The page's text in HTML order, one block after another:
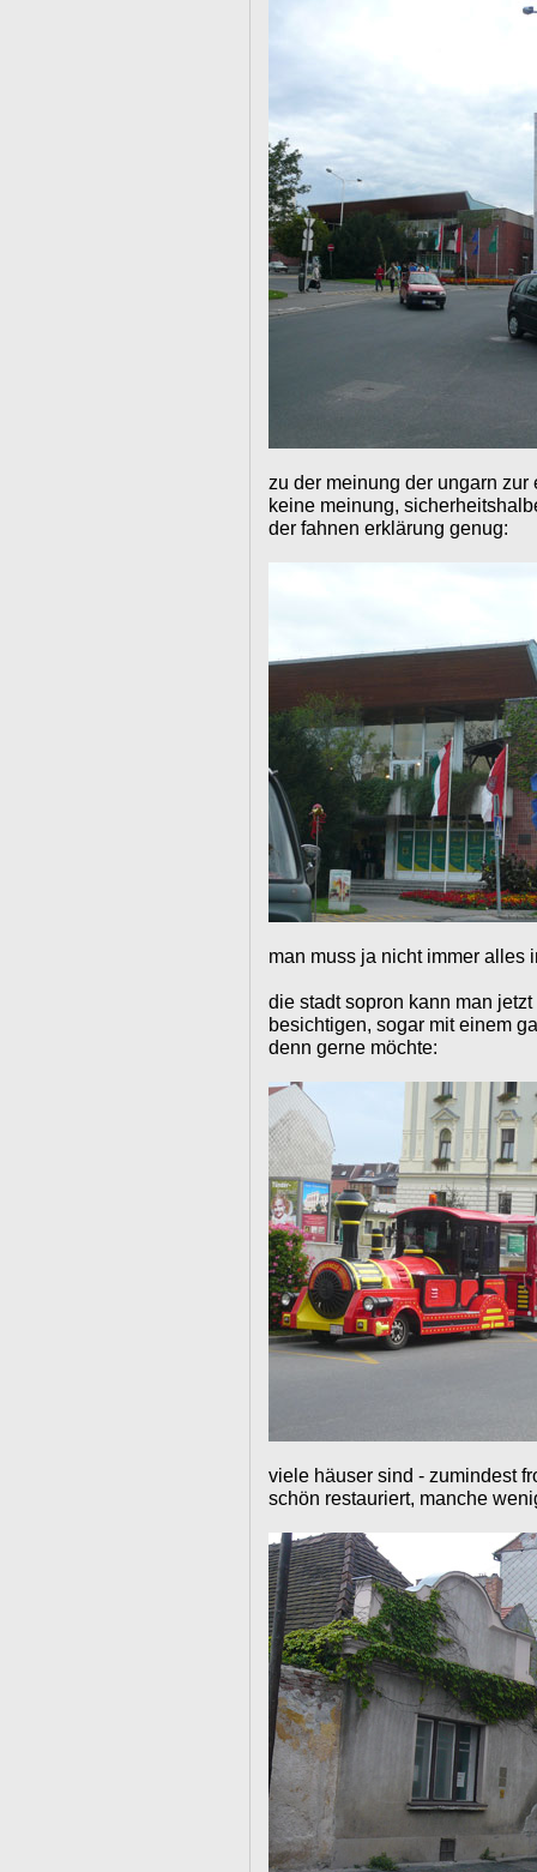
zu der meinung der ungarn
keine meinung,
der fahnen erklärung genug:
man muss ja nicht immer alles
die stadt sopron kann man
besichtigen, sogar mit einem
denn gerne möchte:
viele häuser sind - zumindest
schön restauriert, manche